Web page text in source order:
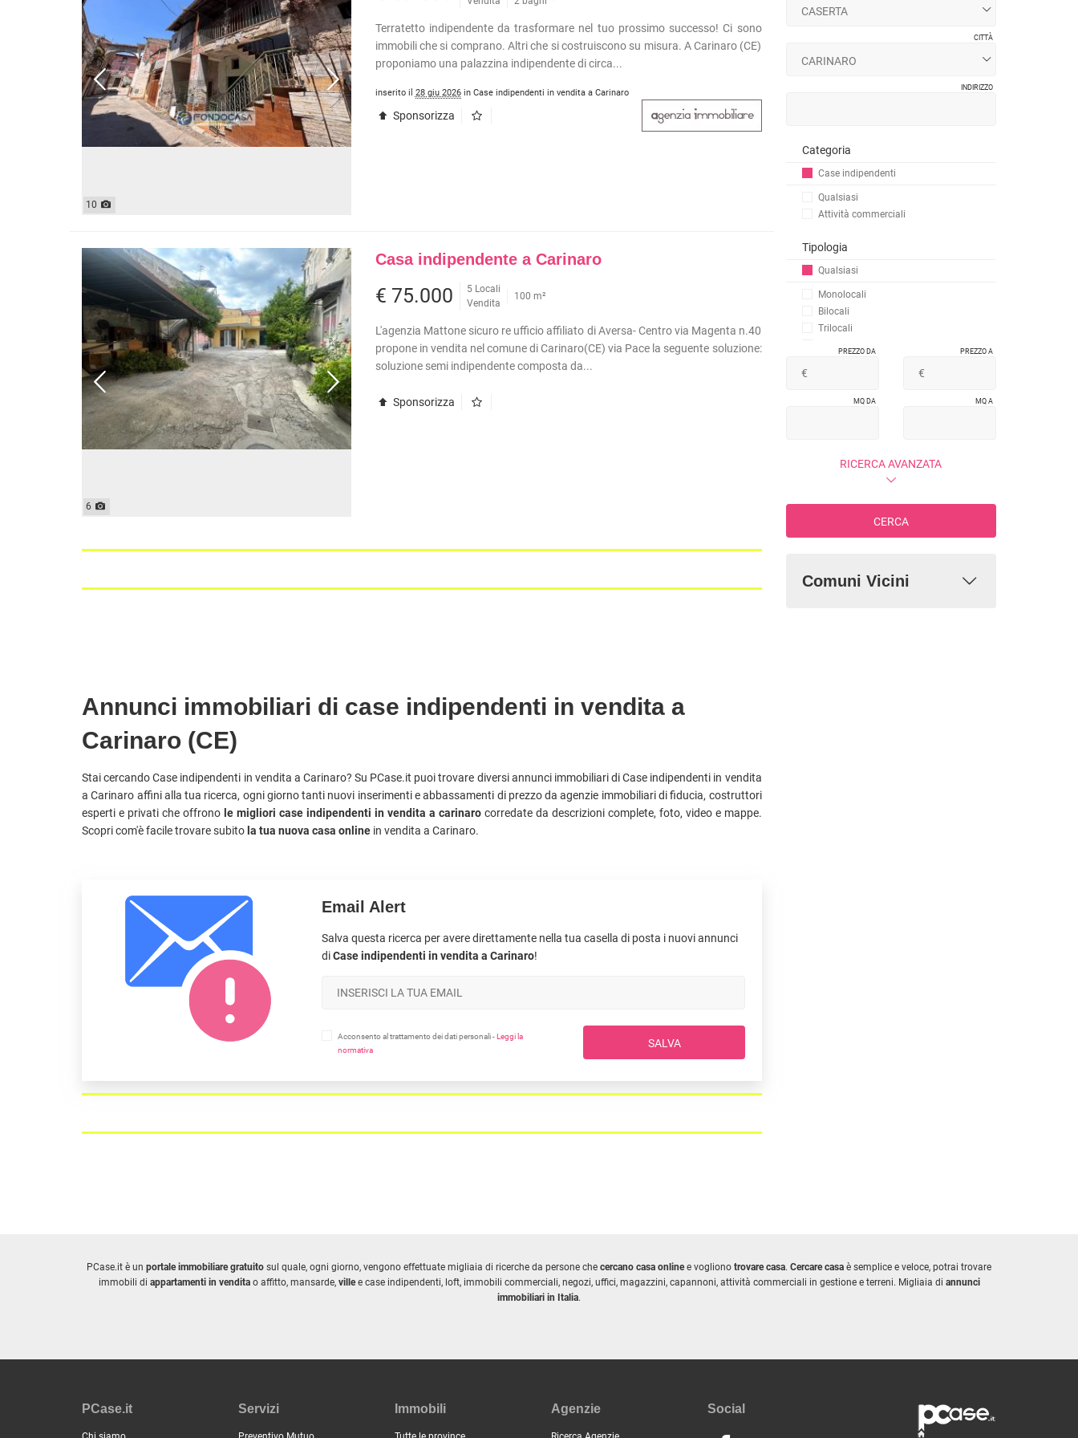
ATTICI
CASE INDIPENDENTI
LOFT
MANSARDE
VILLE
RUSTICI E CASALI
NEGOZI
UFFICI
ATTIVITÀ COMMERCIALI
TERRENI
AGRICOLI
COMMERCIALI
EDIFICABILI
APPARTAMENTI VICINO ALLA
METROPOLITANA
VILLE DI LUSSO
VILLETTE A SCHIERA
APPARTAMENTI
MONOLOCALI
BILOCALI
TRILOCALI
QUADRILOCALI
ATTICI
CASE INDIPENDENTI
LOFT
MANSARDE
STANZE
CAPANNONI
LABORATORI
LOCALI COMMERCIALI
MAGAZZINI
NEGOZI
UFFICI
ATTIVITÀ COMMERCIALI IN GESTIONE
APPARTAMENTI ARREDATI
APPARTAMENTI CON BOX
APPARTAMENTI VICINO ALLA
10
Terratetto indipendente da trasformare nel tuo prossimo successo! Ci sono
immobili che si comprano. Altri che si costruiscono su misura. A Carinaro (CE)
proponiamo una palazzina indipendente di circa...
inserito il 28 giu 2026in Case indipendenti in vendita a Carinaro
Sponsorizza
6
Casa indipendente a Carinaro
€ 75.000
5 Locali
Vendita
100 m²
L'agenzia Mattone sicuro re ufficio affiliato di Aversa- Centro via Magenta n.40
propone in vendita nel comune di Carinaro(CE) via Pace la seguente soluzione:
soluzione semi indipendente composta da...
Sponsorizza
Annunci immobiliari di case indipendenti in vendita a
Carinaro (CE)
Stai cercando Case indipendenti in vendita a Carinaro? Su PCase.it puoi trovare diversi annunci immobiliari di Case indipendenti in vendita
a Carinaro affini alla tua ricerca, ogni giorno tanti nuovi inserimenti e abbassamenti di prezzo da agenzie immobiliari di fiducia, costruttori
esperti e privati che offronole migliori case indipendenti in vendita a carinarocorredate da descrizioni complete, foto, video e mappe.
Scopri com'è facile trovare subito la tua nuova casa online in vendita a Carinaro.
Email Alert
Salva questa ricerca per avere direttamente nella tua casella di posta i nuovi annunci
diCase indipendenti in vendita a Carinaro!
Acconsento al trattamento dei dati personali -Leggi la
normativa
SALVA
CITTÀ
INDIRIZZO
Categoria
Case indipendenti
Qualsiasi
Attività commerciali
Tipologia
Qualsiasi
Monolocali
Bilocali
Trilocali
PREZZO DA PREZZO A
MQ DA MQ A
RICERCA AVANZATA
CERCA
Comuni Vicini
PCase.it è un portale immobiliare gratuito sul quale, ogni giorno, vengono effettuate migliaia di ricerche da persone che cercano casa onlinee vogliono trovare casa. Cercare casa è semplice e veloce, potrai trovare
immobili di appartamenti in venditao affitto, mansarde, villee case indipendenti, loft, immobili commerciali, negozi, uffici, magazzini, capannoni, attività commerciali in gestione e terreni. Migliaia di annunci
immobiliari in Italia.
PCase.it Servizi Immobili Agenzie Social